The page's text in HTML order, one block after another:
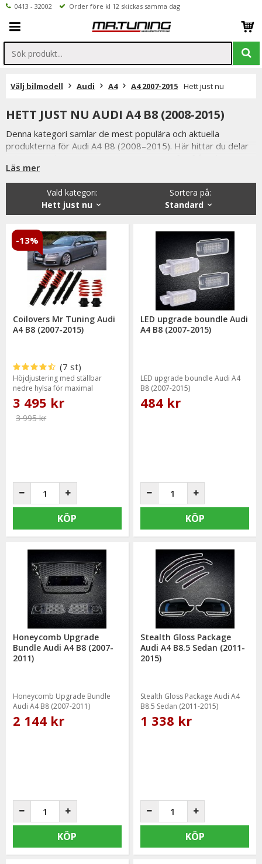
0413 - 32002 Order före kl 12 skickas samma dag
Välj bilmodell Audi A4 A4 2007-2015 Hett just nu
HETT JUST NU AUDI A4 B8 (2008-2015)
Denna kategori samlar de mest populära och aktuella
produkterna för Audi A4 B8 (2008–2015). Här hittar du delar
ägare som vill förbättra både utseende och funktion.
Audi A4 B8 är en modern och stilren generation med stora
möjligheter för styling och prestandaförbättringar. Oavsett
om du kör sedan eller Avant finns ett brett utbud av
I sortimentet hittar du allt från LED-belysning och
stylingdetaljer till chassikomponenter och andra populära
uppgraderingar – noggrant utvalda för att passa Audi A4 B8
årsmodell 2008–2015.
HOS OSS FÅR DU
Trendande produkter för Audi A4 B8
Snabb leverans och personlig support
Läs mer
Sortera på:
Standard
Vald kategori:
Hett just nu
Coilovers Mr Tuning Audi
A4 B8 (2007-2015)
(7 st)
Höjdjustering med ställbar
nedre hylsa för maximal
sänkning
3 495 kr
3 995 kr
-13%
KÖP
LED upgrade boundle Audi
A4 B8 (2007-2015)
LED upgrade boundle Audi A4
B8 (2007-2015)
484 kr
KÖP
Honeycomb Upgrade
Bundle Audi A4 B8 (2007-
2011)
Honeycomb Upgrade Bundle
Audi A4 B8 (2007-2011)
2 144 kr
KÖP
Stealth Gloss Package
Audi A4 B8.5 Sedan (2011-
2015)
Stealth Gloss Package Audi A4
B8.5 Sedan (2011-2015)
1 338 kr
KÖP